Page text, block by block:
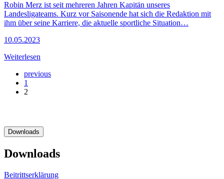
Robin Merz ist seit mehreren Jahren Kapitän unseres
Landesligateams. Kurz vor Saisonende hat sich die Redaktion mit
ihm über seine Karriere, die aktuelle sportliche Situation…
10.05.2023
Weiterlesen
previous
1
2
Downloads
Downloads
Beitrittserklärung